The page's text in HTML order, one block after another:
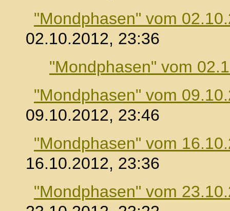
"Mondphasen" vom
02.10.2012, 23:36
"Mondphasen" vom
"Mondphasen" vom
09.10.2012, 23:46
"Mondphasen" vom
16.10.2012, 23:36
"Mondphasen" vom